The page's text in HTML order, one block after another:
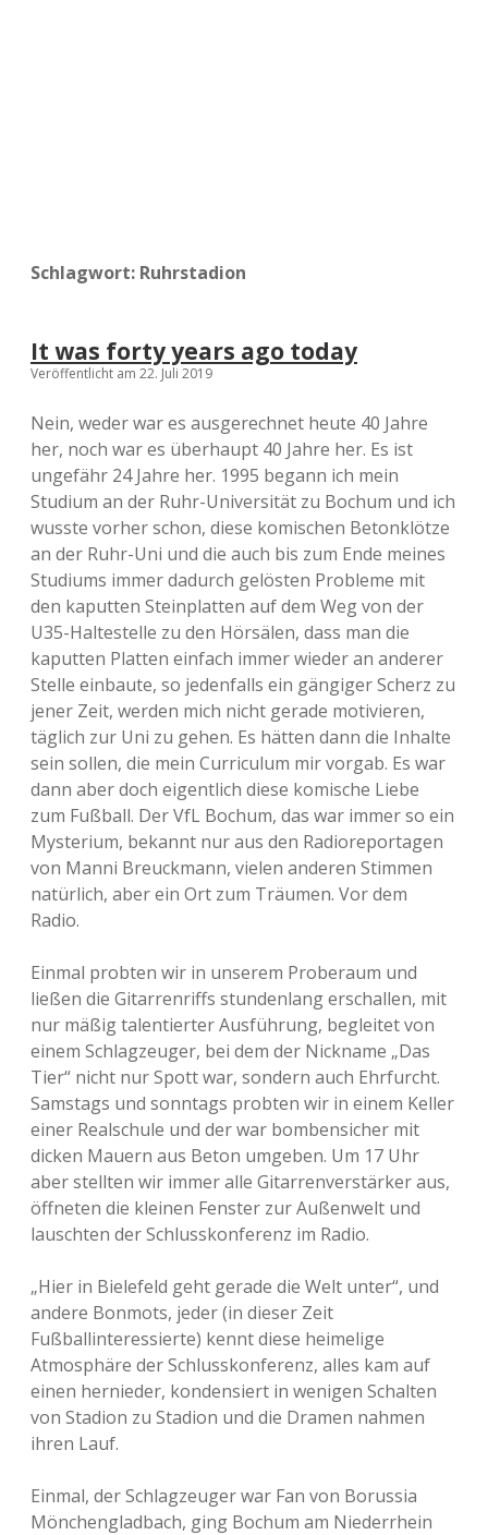
Schlagwort: Ruhrstadion
It was forty years ago today
Veröffentlicht am 22. Juli 2019
Nein, weder war es ausgerechnet heute 40 Jahre
her, noch war es überhaupt 40 Jahre her. Es ist
ungefähr 24 Jahre her. 1995 begann ich mein
Studium an der Ruhr-Universität zu Bochum und ich
wusste vorher schon, diese komischen Betonklötze
an der Ruhr-Uni und die auch bis zum Ende meines
Studiums immer dadurch gelösten Probleme mit
den kaputten Steinplatten auf dem Weg von der
U35-Haltestelle zu den Hörsälen, dass man die
kaputten Platten einfach immer wieder an anderer
Stelle einbaute, so jedenfalls ein gängiger Scherz zu
jener Zeit, werden mich nicht gerade motivieren,
täglich zur Uni zu gehen. Es hätten dann die Inhalte
sein sollen, die mein Curriculum mir vorgab. Es war
dann aber doch eigentlich diese komische Liebe
zum Fußball. Der VfL Bochum, das war immer so ein
Mysterium, bekannt nur aus den Radioreportagen
von Manni Breuckmann, vielen anderen Stimmen
natürlich, aber ein Ort zum Träumen. Vor dem
Radio.
Einmal probten wir in unserem Proberaum und
ließen die Gitarrenriffs stundenlang erschallen, mit
nur mäßig talentierter Ausführung, begleitet von
einem Schlagzeuger, bei dem der Nickname „Das
Tier“ nicht nur Spott war, sondern auch Ehrfurcht.
Samstags und sonntags probten wir in einem Keller
einer Realschule und der war bombensicher mit
dicken Mauern aus Beton umgeben. Um 17 Uhr
aber stellten wir immer alle Gitarrenverstärker aus,
öffneten die kleinen Fenster zur Außenwelt und
lauschten der Schlusskonferenz im Radio.
„Hier in Bielefeld geht gerade die Welt unter“, und
andere Bonmots, jeder (in dieser Zeit
Fußballinteressierte) kennt diese heimelige
Atmosphäre der Schlusskonferenz, alles kam auf
einen hernieder, kondensiert in wenigen Schalten
von Stadion zu Stadion und die Dramen nahmen
ihren Lauf.
Einmal, der Schlagzeuger war Fan von Borussia
Mönchengladbach, ging Bochum am Niederrhein